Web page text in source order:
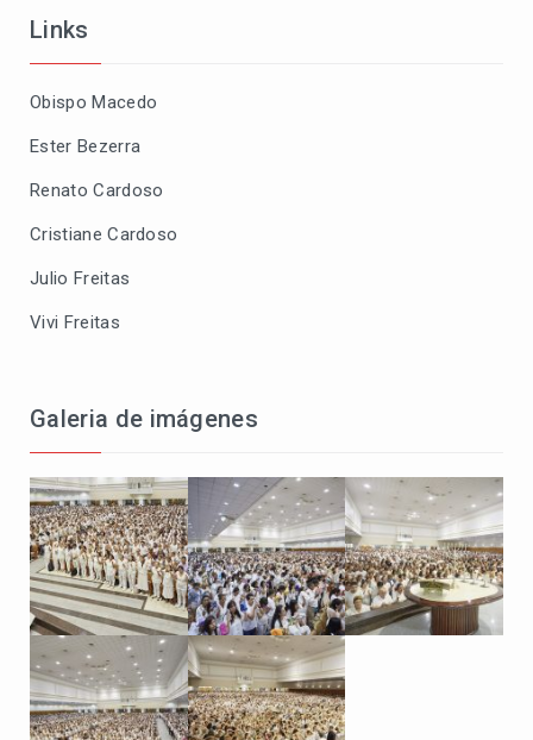
Links
Obispo Macedo
Ester Bezerra
Renato Cardoso
Cristiane Cardoso
Julio Freitas
Vivi Freitas
Galeria de imágenes